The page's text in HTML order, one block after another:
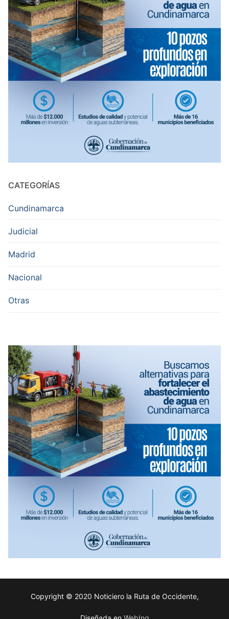
CATEGORÍAS
Cundinamarca
Judicial
Madrid
Nacional
Otras
Copyright © 2020 Noticiero la Ruta de Occidente,